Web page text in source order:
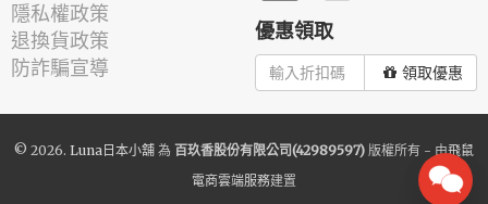
隱私權政策
退換貨政策
防詐騙宣導
優惠領取
領取優惠
© 2026. Luna日本小舖 為 百玖香股份有限公司(42989597) 版權所有 - 由飛鼠
電商雲端服務建置